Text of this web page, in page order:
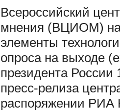
Всероссийский
мнения (ВЦИОМ)
элементы
опроса на выходе
президента России
пресс-релиза
распоряжении РИА